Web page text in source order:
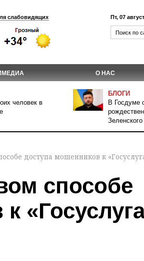
слабовидящих Пт, 07
О НАС
человек в
БЛОГИ
В Госдуме
доступа мошенников к
способе